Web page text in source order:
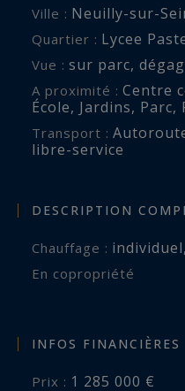
Ville : Neuilly-sur-
Quartier : Lycee
Vue : sur parc,
A proximité : Centre
École, Jardins, Parc,
Transport :
libre-service
DESCRIPTION
Chauffage : individuel,
En copropriété
INFOS FINANCIÈRES
Prix : 1 285 000 €